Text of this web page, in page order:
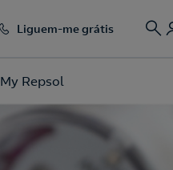
Liguem-me grátis
My Repsol